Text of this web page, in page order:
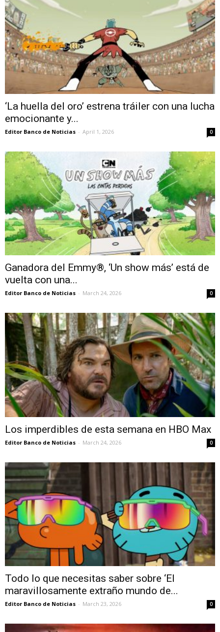
‘La huella del oro’ estrena tráiler con una lucha
emocionante y...
Editor Banco de Noticias - April 1, 2026 0
Ganadora del Emmy®, ‘Un show más’ está de
vuelta con una...
Editor Banco de Noticias - March 24, 2026 0
Los imperdibles de esta semana en HBO Max
Editor Banco de Noticias - March 24, 2026 0
Todo lo que necesitas saber sobre ‘El
maravillosamente extraño mundo de...
Editor Banco de Noticias - March 23, 2026 0